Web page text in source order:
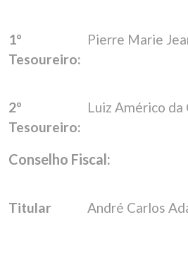
1º
Tesoureiro:
Pierre Marie
2º
Tesoureiro:
Luiz Américo da
Conselho Fiscal:
Titular André Carlos